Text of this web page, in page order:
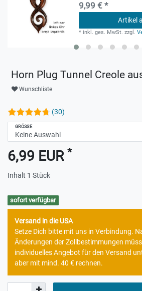
9,99 € *
Artikel
* inkl. ges. MwSt. zzgl.
Horn Plug Tunnel Creole
Wunschliste
(30)
GRÖSSE
6,99 EUR *
Inhalt 1 Stück
sofort verfügbar
Versand in die USA
Setze Dich bitte mit uns in Verbindung.
Änderungen der Zollbestimmungen
individuelles Angebot für den Versand
aber mit mind. 40 € rechnen.